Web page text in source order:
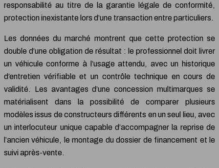
responsabilité au titre de la garantie légale de conformité,
protection inexistante lors d’une transaction entre particuliers.
Les données du marché montrent que cette protection se
double d’une obligation de résultat : le professionnel doit livrer
un véhicule conforme à l’usage attendu, avec un historique
d’entretien vérifiable et un contrôle technique en cours de
validité. Les avantages d’une concession multimarques se
matérialisent dans la possibilité de comparer plusieurs
modèles issus de constructeurs différents en un seul lieu, avec
un interlocuteur unique capable d’accompagner la reprise de
l’ancien véhicule, le montage du dossier de financement et le
suivi après-vente.